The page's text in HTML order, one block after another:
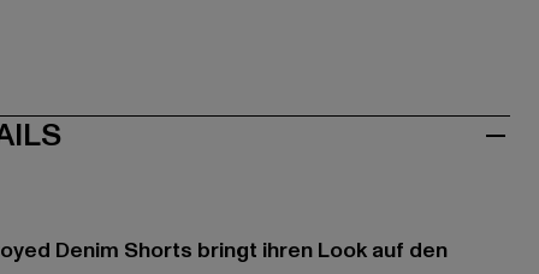
Denim Shorts bringt ihren Look auf den